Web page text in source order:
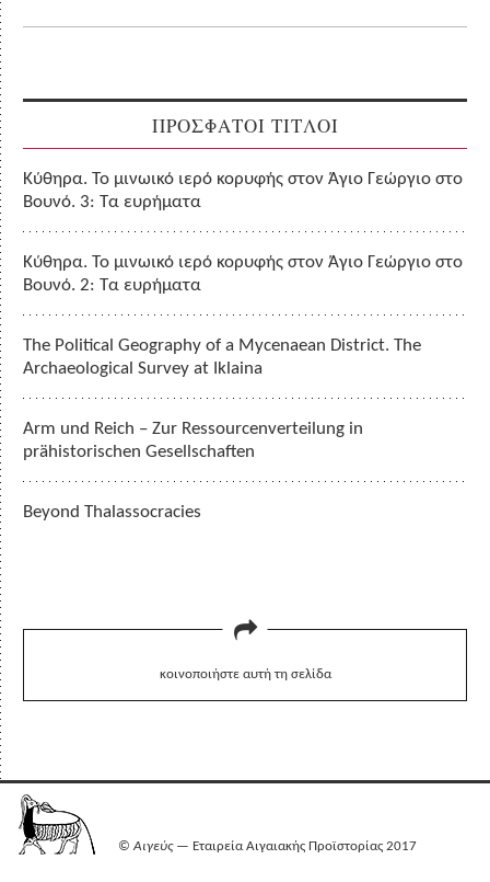
ΠΡΟΣΦΑΤΟΙ ΤΙΤΛΟΙ
Κύθηρα. Το μινωικό ιερό κορυφής στον Άγιο Γεώργιο στο
Βουνό. 3: Τα ευρήματα
Κύθηρα. Το μινωικό ιερό κορυφής στον Άγιο Γεώργιο στο
Βουνό. 2: Τα ευρήματα
The Political Geography of a Mycenaean District. The
Archaeological Survey at Iklaina
Arm und Reich – Zur Ressourcenverteilung in
prähistorischen Gesellschaften
Beyond Thalassocracies
κοινοποιήστε αυτή τη σελίδα
©Αιγεύς— Εταιρεία Αιγαιακής Προϊστορίας 2017